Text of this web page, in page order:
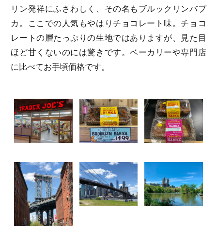
リン発祥にふさわしく、その名もブルックリンバブ
カ。ここでの人気もやはりチョコレート味。チョコ
レートの層たっぷりの生地ではありますが、見た目
ほど甘くないのには驚きです。ベーカリーや専門店
に比べてお手頃価格です。